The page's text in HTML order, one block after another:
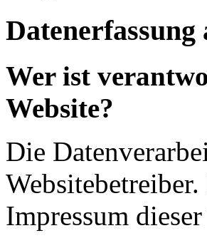
Datenerfassung
Wer ist
Website?
Die
Impressum